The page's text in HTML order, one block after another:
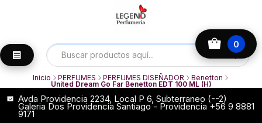
0
Avda Providencia 2234, Local P 6, Subterraneo (--2)
Galeria Dos Providencia Santiago - Providencia +56 9 8881
9171
Inicio PERFUMES PERFUMES DISEÑADOR Benetton
United Dream Go Far Benetton EDT 100 ML (H)